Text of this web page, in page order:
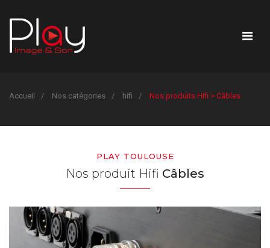
Accueil Nos catégories hifi Nos produits Hifi > Câbles
PLAY TOULOUSE
Nos produit Hifi Câbles